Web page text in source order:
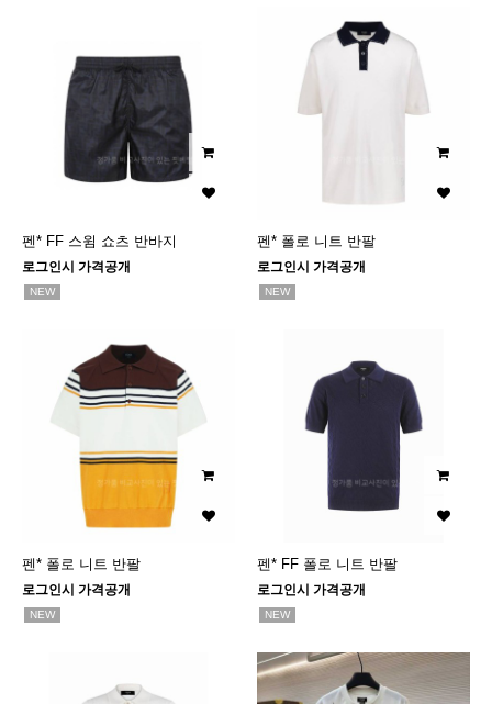
펜* FF 스윔 쇼츠 반바지
로그인시 가격공개
NEW
펜* 폴로 니트 반팔
로그인시 가격공개
NEW
펜* 폴로 니트 반팔
로그인시 가격공개
NEW
펜* FF 폴로 니트 반팔
로그인시 가격공개
NEW